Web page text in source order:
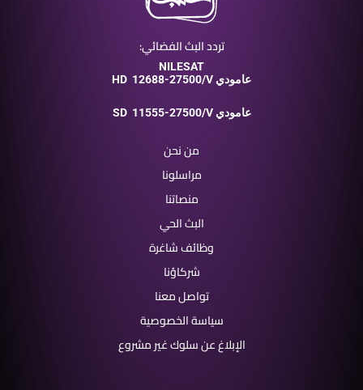
تردد البث الفضائي:
NILESAT
HD
12688-27500/V عامودي
SD 11555-27500/V عامودي
من نحن
مراسلونا
منصاتنا
البث الحي
وظائف شاغرة
شركاؤنا
تواصل معنا
سياسة الخصوصية
الإبلاغ عن سلوك غير مشروع